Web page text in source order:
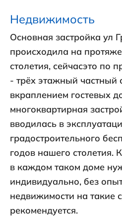
Недвижимость
Основная застройка ул
происходила на
столетия, сейчасэто по
- трёх этажный частный
вкраплением гостевых
многоквартирная
вводилась в
градостроительного
годов нашего столетия.
в каждом таком доме
индивидуально, без
недвижимости на такие
рекомендуется.